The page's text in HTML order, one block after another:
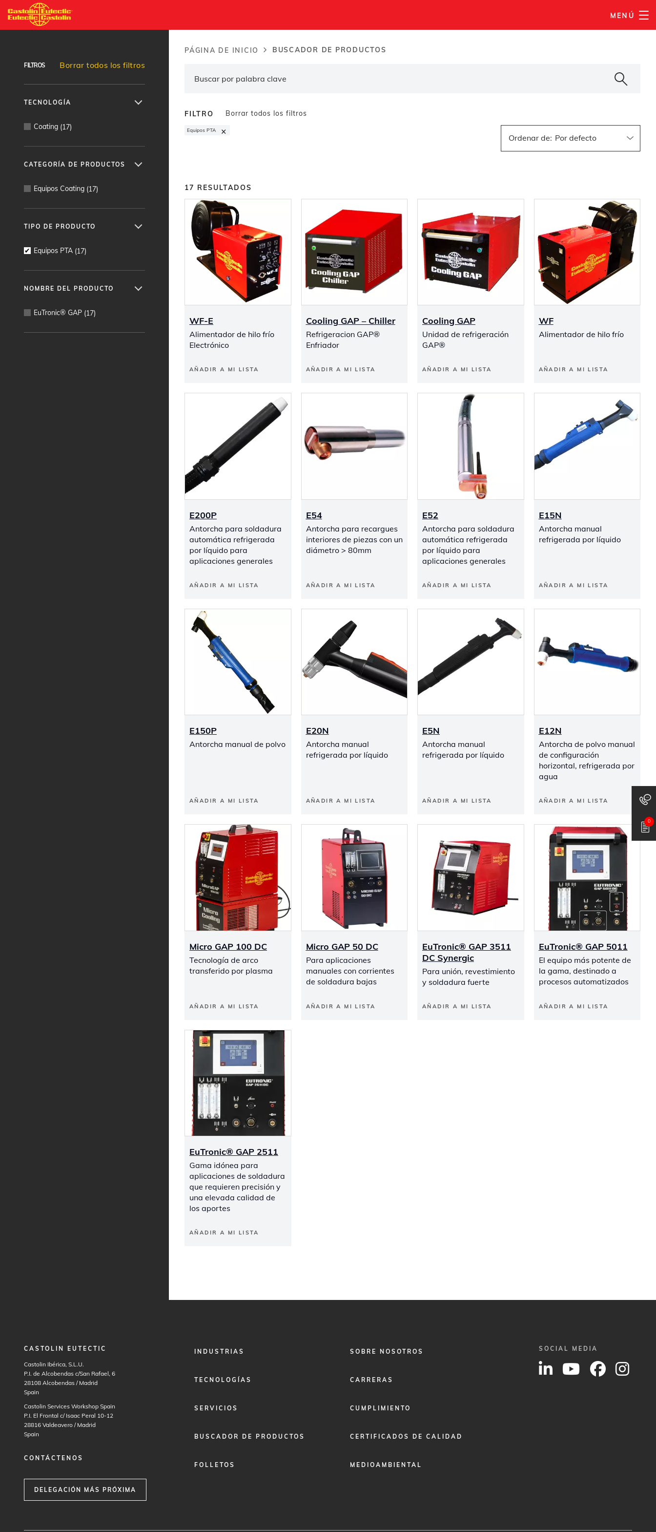
Pasar
MENÚ
0
FILTROS Borrar todos los filtros
TECNOLOGÍA
Coating (17)
CATEGORÍA DE PRODUCTOS
Equipos Coating (17)
TIPO DE PRODUCTO
Equipos PTA (17)
NOMBRE DEL PRODUCTO
EuTronic® GAP (17)
PÁGINA DE INICIO BUSCADOR DE PRODUCTOS
FILTRO Borrar todos los filtros
Equipos PTA ×
Ordenar de:
17 RESULTADOS
WF-E
Alimentador de hilo frío
Electrónico
AÑADIR A MI LISTA
Cooling GAP – Chiller
Refrigeracion GAP®
Enfriador
AÑADIR A MI LISTA
Cooling GAP
Unidad de refrigeración
GAP®
AÑADIR A MI LISTA
WF
Alimentador de hilo frío
AÑADIR A MI LISTA
E200P
Antorcha para soldadura
automática refrigerada
por líquido para
aplicaciones generales
AÑADIR A MI LISTA
E54
Antorcha para recargues
interiores de piezas con un
diámetro > 80mm
AÑADIR A MI LISTA
E52
Antorcha para soldadura
automática refrigerada
por líquido para
aplicaciones generales
AÑADIR A MI LISTA
E15N
Antorcha manual
refrigerada por líquido
AÑADIR A MI LISTA
E150P
Antorcha manual de polvo
AÑADIR A MI LISTA
E20N
Antorcha manual
refrigerada por líquido
AÑADIR A MI LISTA
E5N
Antorcha manual
refrigerada por líquido
AÑADIR A MI LISTA
E12N
Antorcha de polvo manual
de configuración
horizontal, refrigerada por
agua
AÑADIR A MI LISTA
Micro GAP 100 DC
Tecnología de arco
transferido por plasma
AÑADIR A MI LISTA
Micro GAP 50 DC
Para aplicaciones
manuales con corrientes
de soldadura bajas
AÑADIR A MI LISTA
EuTronic® GAP 3511
DC Synergic
Para unión, revestimiento
y soldadura fuerte
AÑADIR A MI LISTA
EuTronic® GAP 5011
El equipo más potente de
la gama, destinado a
procesos automatizados
AÑADIR A MI LISTA
EuTronic® GAP 2511
Gama idónea para
aplicaciones de soldadura
que requieren precisión y
una elevada calidad de
los aportes
AÑADIR A MI LISTA
CASTOLIN EUTECTIC
Castolin Ibérica, S.L.U.
P.I. de Alcobendas c/San Rafael, 6
28108 Alcobendas / Madrid
Spain
Castolin Services Workshop Spain
P.I. El Frontal c/ Isaac Peral 10-12
28816 Valdeavero / Madrid
Spain
CONTÁCTENOS
DELEGACIÓN MÁS PRÓXIMA
FOOTERINDUSTRIAS
TECNOLOGÍAS
SERVICIOS
BUSCADOR DE PRODUCTOS
FOLLETOS
FOOTER
SOBRE NOSOTROS
CARRERAS
CUMPLIMIENTO
CERTIFICADOS DE CALIDAD
MEDIOAMBIENTAL
SOCIAL MEDIA